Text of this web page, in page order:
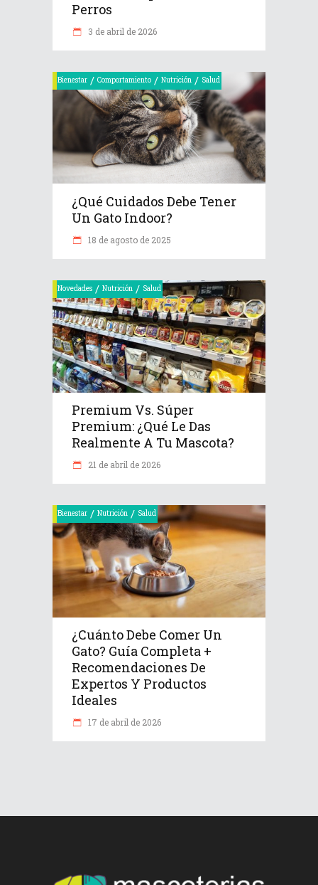
Perros
3 de abril de 2026
Bienestar / Comportamiento / Nutrición / Salud
¿Qué Cuidados Debe Tener
Un Gato Indoor?
18 de agosto de 2025
Novedades / Nutrición / Salud
Premium Vs. Súper
Premium: ¿Qué Le Das
Realmente A Tu Mascota?
21 de abril de 2026
Bienestar / Nutrición / Salud
¿Cuánto Debe Comer Un
Gato? Guía Completa +
Recomendaciones De
Expertos Y Productos
Ideales
17 de abril de 2026